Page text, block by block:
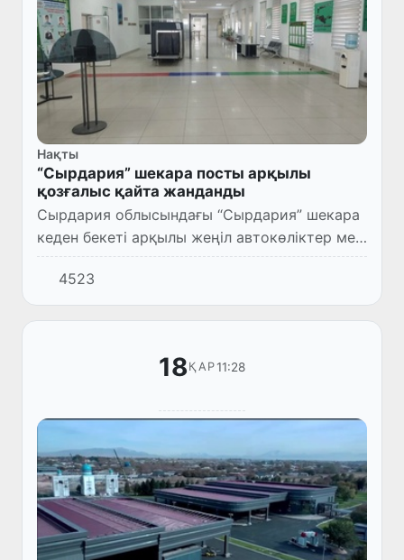
Нақты
“Сырдария” шекара посты арқылы
қозғалыс қайта жанданды
Сырдария облысындағы “Сырдария” шекара
кеден бекеті арқылы жеңіл автокөліктер мен
азаматтардың қозғалысы қайта жанданды.
4523
18ҚАР11:28